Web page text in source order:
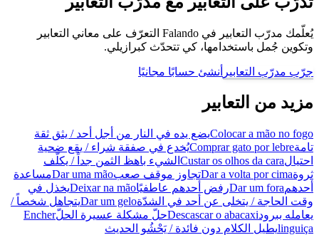
يُعلّمك مدرّب التعابير في Falando التعرّف على معاني التعابير
وتكوين جُمل باستخدامها، كي تتحدّث كبرازيلي.
جرّب مدرّب التعابير أنشئ حسابًا مجانيًا
مزيد من التعابير
Colocar a mão no fogoيضع يده في النار من أجل أحد / يثق ثقة
تامةComprar gato por lebreيُخدع في صفقة شراء / يقع ضحية
احتيالCustar os olhos da cara الشيء باهظ الثمن جداً / يكلّف
ثروةDar a volta por cimaتجاوز موقف صعبDar uma mãoمساعدة
أحدهمDar um foraرفض أحدهم عاطفيًاDeixar na mãoيخذل في
وقت الحاجة / يتخلى عن أحد في الشدّةDar um geloيتجاهل شخصاً /
يعامله ببرودDescascar o abacaxiحلّ مشكلة عسيرة الحلّEncher
linguiçaيطيل الكلام دون فائدة / يَحْشُو الحديث